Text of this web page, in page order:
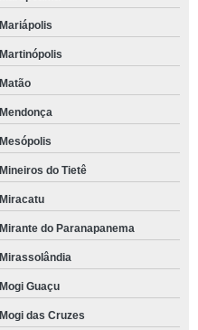
Mariápolis
Martinópolis
Matão
Mendonça
Mesópolis
Mineiros do Tietê
Miracatu
Mirante do Paranapanema
Mirassolândia
Mogi Guaçu
Mogi das Cruzes